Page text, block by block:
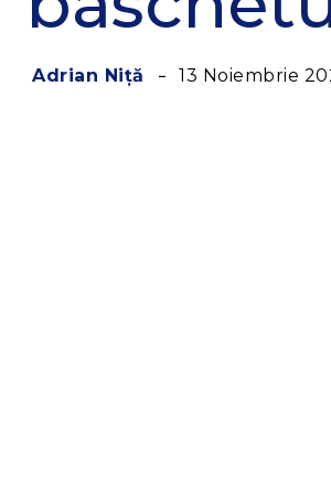
Adrian Niță 13 Noiembrie